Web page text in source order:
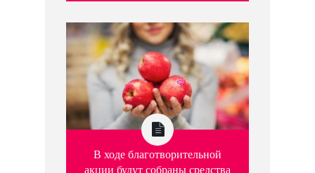
В ходе благотворительной
акции будут собраны средства